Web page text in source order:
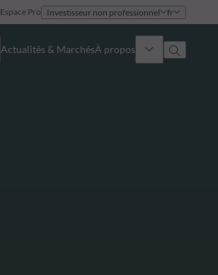
Espace Pro Investisseur non professionnel fr
Actualités & MarchésÀ propos